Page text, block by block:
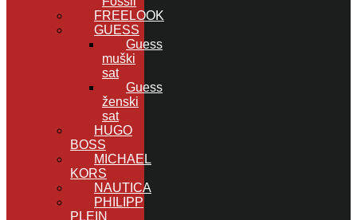
FREELOOK
GUESS
Guess
muški
sat
Guess
ženski
sat
HUGO
BOSS
MICHAEL
KORS
NAUTICA
PHILIPP
PLEIN